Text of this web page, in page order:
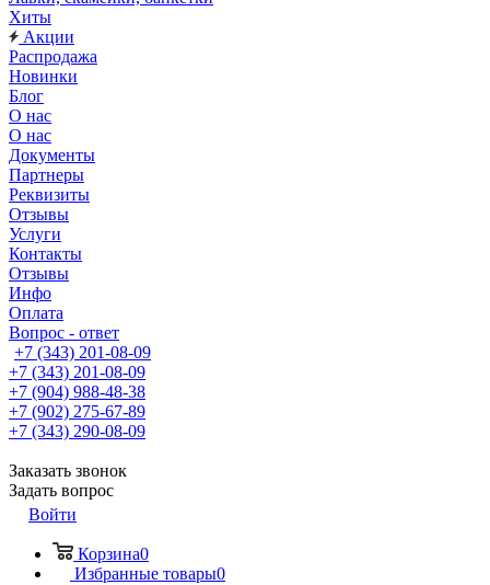
Хиты
Акции
Распродажа
Новинки
Блог
О нас
О нас
Документы
Партнеры
Реквизиты
Отзывы
Услуги
Контакты
Отзывы
Инфо
Оплата
Вопрос - ответ
+7 (343) 201-08-09
+7 (343) 201-08-09
+7 (904) 988-48-38
+7 (902) 275-67-89
+7 (343) 290-08-09
Заказать звонок
Задать вопрос
Войти
Корзина0
Избранные товары0